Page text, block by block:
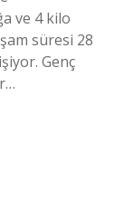
ve 4 kilo
süresi 28
Genç